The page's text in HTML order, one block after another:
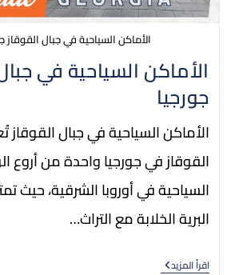
الأماكن السياحية في جبال القوقاز
الأماكن السياحية في
جورجيا
الأماكن السياحية في جبال القوقاز
القوقاز في جورجيا واحدة من أروع
السياحية في أوروبا الشرقية، حيث
البرية الخلابة مع التراث…
اقرأ المزيد